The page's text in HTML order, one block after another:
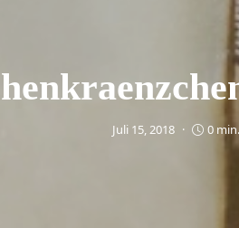
Juli 15, 2018 0